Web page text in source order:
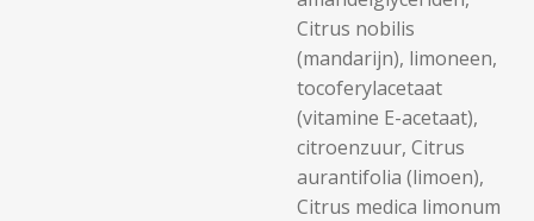
Citrus nobilis
(mandarijn), limoneen,
tocoferylacetaat
(vitamine E-acetaat),
citroenzuur, Citrus
aurantifolia (limoen),
Citrus medica limonum